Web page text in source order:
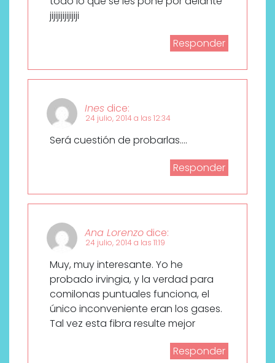
jijijijijijijiji
Responder
Ines dice:
24 julio, 2014 a las 12:34
Será cuestión de probarlas….
Responder
Ana Lorenzo dice:
24 julio, 2014 a las 11:19
Muy, muy interesante. Yo he
probado irvingia, y la verdad para
comilonas puntuales funciona, el
único inconveniente eran los gases.
Tal vez esta fibra resulte mejor
Responder